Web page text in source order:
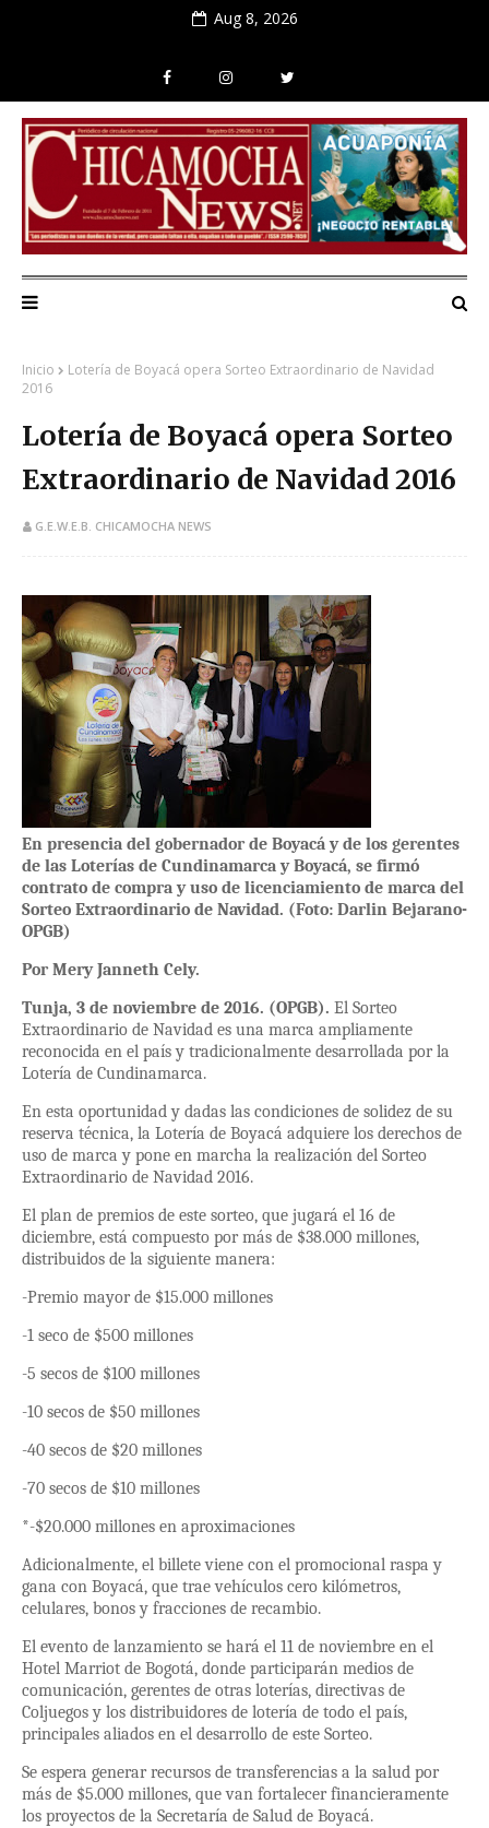
Aug 8, 2026
Inicio
Lotería de Boyacá opera Sorteo Extraordinario de Navidad
2016
Lotería de Boyacá opera Sorteo
Extraordinario de Navidad 2016
G.E.W.E.B. CHICAMOCHA NEWS
​En presencia del gobernador de Boyacá y de los gerentes
de las Loterías de Cundinamarca y Boyacá, se firmó
contrato de compra y uso de licenciamiento de marca del
Sorteo Extraordinario de Navidad. (Foto: Darlin Bejarano-
OPGB)
Por Mery Janneth Cely.
Tunja, 3 de noviembre de 2016. (OPGB). El Sorteo
Extraordinario de Navidad es una marca ampliamente
reconocida en el país y tradicionalmente desarrollada por la
Lotería de Cundinamarca.
En esta oportunidad y dadas las condiciones de solidez de su
reserva técnica, la Lotería de Boyacá adquiere los derechos de
uso de marca y pone en marcha la realización del Sorteo
Extraordinario de Navidad 2016.
El plan de premios de este sorteo, que jugará el 16 de
diciembre, está compuesto por más de $38.000 millones,
distribuidos de la siguiente manera:
-Premio mayor de $15.000 millones
-1 seco de $500 millones
-5 secos de $100 millones
-10 secos de $50 millones
-40 secos de $20 millones
-70 secos de $10 millones
*-$20.000 millones en aproximaciones
Adicionalmente, el billete viene con el promocional raspa y
gana con Boyacá, que trae vehículos cero kilómetros,
celulares, bonos y fracciones de recambio.
El evento de lanzamiento se hará el 11 de noviembre en el
Hotel Marriot de Bogotá, donde participarán medios de
comunicación, gerentes de otras loterías, directivas de
Coljuegos y los distribuidores de lotería de todo el país,
principales aliados en el desarrollo de este Sorteo.
Se espera generar recursos de transferencias a la salud por
más de $5.000 millones, que van fortalecer financieramente
los proyectos de la Secretaría de Salud de Boyacá.